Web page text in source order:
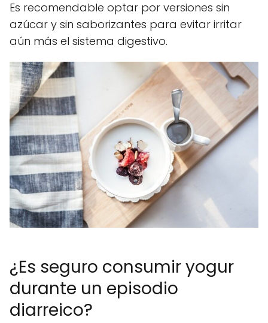
Es recomendable optar por versiones sin
azúcar y sin saborizantes para evitar irritar
aún más el sistema digestivo.
¿Es seguro consumir yogur
durante un episodio
diarreico?